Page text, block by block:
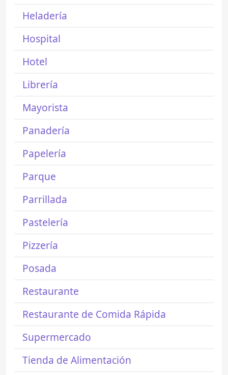
Heladería
Hospital
Hotel
Librería
Mayorista
Panadería
Papelería
Parque
Parrillada
Pastelería
Pizzería
Posada
Restaurante
Restaurante de Comida Rápida
Supermercado
Tienda de Alimentación